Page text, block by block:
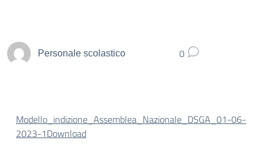
Personale scolastico 0
Modello_indizione_Assemblea_Nazionale_DSGA_01-06-
2023-1Download